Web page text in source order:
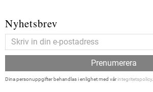
Nyhetsbrev
Prenumerera
Dina personuppgifter behandlas i enlighet med vårintegritetspolicy.